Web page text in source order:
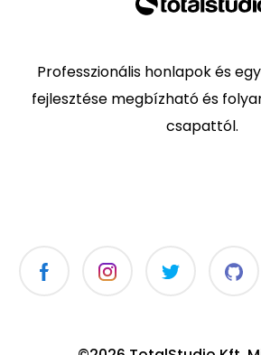
Professzionális honlapok és
fejlesztése megbízható és
csapattól.